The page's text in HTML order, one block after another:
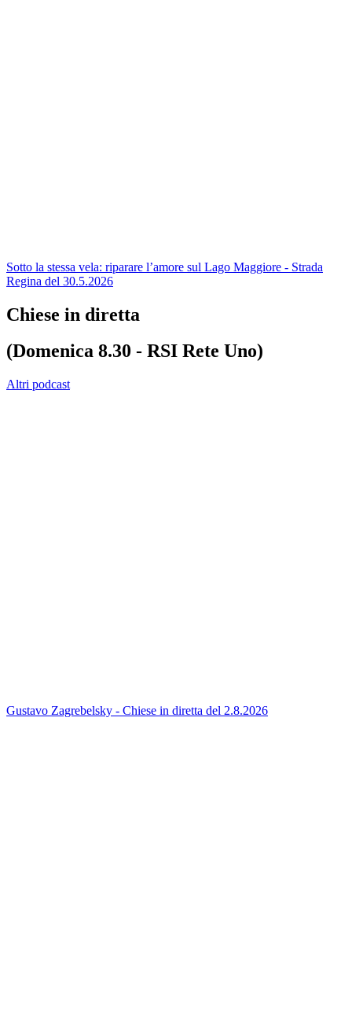
Sotto la stessa vela: riparare l’amore sul Lago Maggiore - Strada
Regina del 30.5.2026
Chiese in diretta
(Domenica 8.30 - RSI Rete Uno)
Altri podcast
Gustavo Zagrebelsky - Chiese in diretta del 2.8.2026